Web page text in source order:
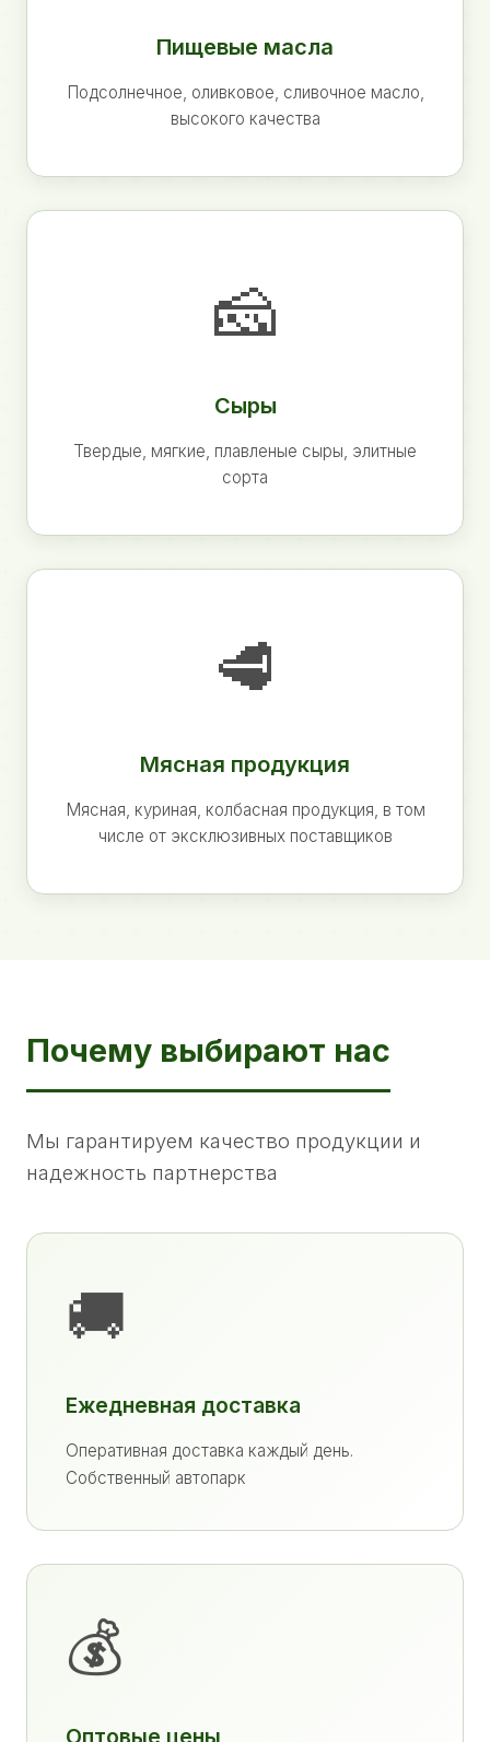
Пищевые масла
Подсолнечное, оливковое, сливочное масло,
высокого качества
🧀
Сыры
Твердые, мягкие, плавленые сыры, элитные
сорта
🥩
Мясная продукция
Мясная, куриная, колбасная продукция, в том
числе от эксклюзивных поставщиков
Почему выбирают нас
Мы гарантируем качество продукции и
надежность партнерства
🚚
Ежедневная доставка
Оперативная доставка каждый день.
Собственный автопарк
💰
Оптовые цены